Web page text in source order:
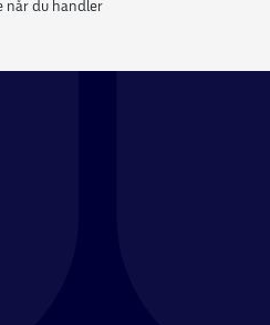
når du handler